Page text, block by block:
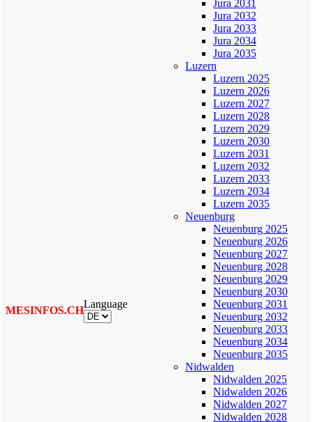
MESINFOS.CH
Language
Jura 2031
Jura 2032
Jura 2033
Jura 2034
Jura 2035
Luzern
Luzern 2025
Luzern 2026
Luzern 2027
Luzern 2028
Luzern 2029
Luzern 2030
Luzern 2031
Luzern 2032
Luzern 2033
Luzern 2034
Luzern 2035
Neuenburg
Neuenburg 2025
Neuenburg 2026
Neuenburg 2027
Neuenburg 2028
Neuenburg 2029
Neuenburg 2030
Neuenburg 2031
Neuenburg 2032
Neuenburg 2033
Neuenburg 2034
Neuenburg 2035
Nidwalden
Nidwalden 2025
Nidwalden 2026
Nidwalden 2027
Nidwalden 2028